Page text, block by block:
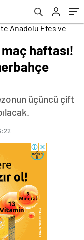
haftası!
üçüncü çift